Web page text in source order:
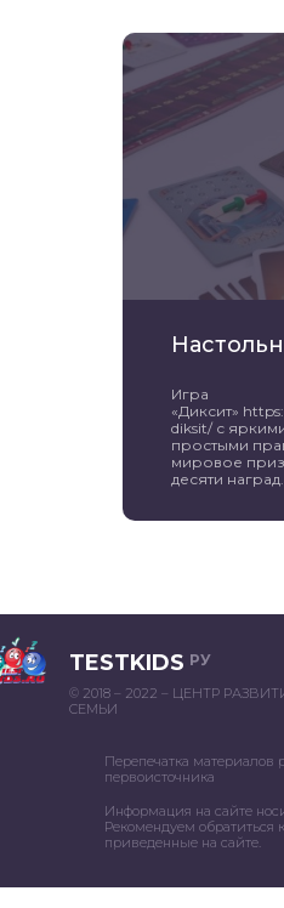
Игра
«Диксит»
diksit/ с
простыми
мировое
десяти
TESTKIDS РУ
© 2018 – 2022 – ЦЕНТР
СЕМЬИ
Перепечатка материалов
первоисточника
Информация на сайте
Рекомендуем обратиться
приведенные на сайте.